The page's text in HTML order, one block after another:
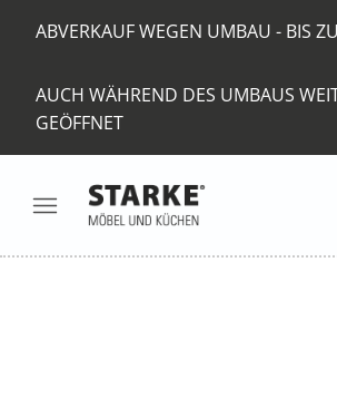
ABVERKAUF WEGEN UMBAU - BIS
AUCH WÄHREND DES UMBAUS
GEÖFFNET